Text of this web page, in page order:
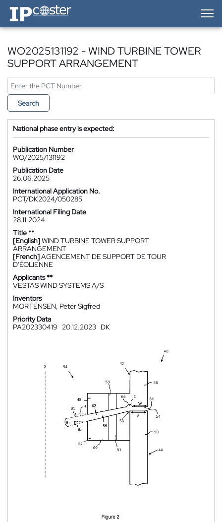
IP-Coster — Home
WO2025131192 - WIND TURBINE TOWER
SUPPORT ARRANGEMENT
Search
National phase entry is expected:
Publication Number
WO/2025/131192
Publication Date
26.06.2025
International Application No.
PCT/DK2024/050285
International Filing Date
28.11.2024
Title **
[English]WIND TURBINE TOWER SUPPORT
ARRANGEMENT
[French]AGENCEMENT DE SUPPORT DE TOUR
D'ÉOLIENNE
Applicants **
VESTAS WIND SYSTEMS A/S
Inventors
MORTENSEN, Peter Sigfred
Priority Data
PA202330419
20.12.2023 DK